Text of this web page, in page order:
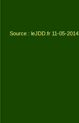
Source : leJDD.fr 11-05-2014